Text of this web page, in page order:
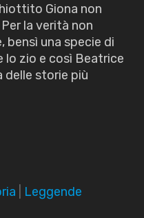
Giona non
la verità non
bensì una specie di
lo zio e così Beatrice
delle storie più
Leggende